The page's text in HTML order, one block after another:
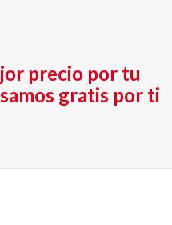
precio por tu
gratis por ti